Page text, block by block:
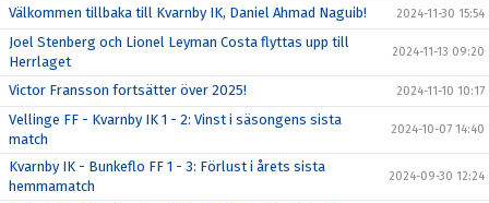
Välkommen tillbaka till Kvarnby IK, Daniel Ahmad Naguib! 2024-11-30 15:54
Joel Stenberg och Lionel Leyman Costa flyttas upp till
Herrlaget
2024-11-13 09:20
Victor Fransson fortsätter över 2025! 2024-11-10 10:17
Vellinge FF - Kvarnby IK 1 - 2: Vinst i säsongens sista
match
2024-10-07 14:40
Kvarnby IK - Bunkeflo FF 1 - 3: Förlust i årets sista
hemmamatch
2024-09-30 12:24